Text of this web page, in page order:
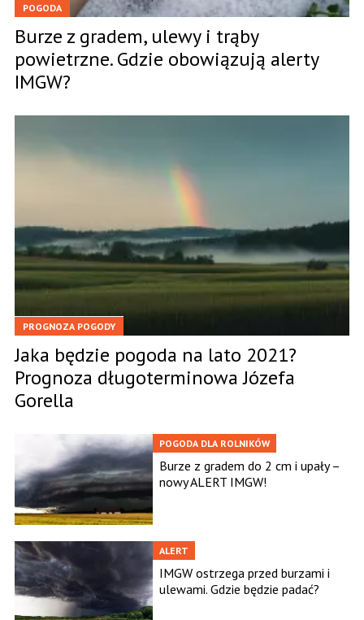
POGODA
Burze z gradem, ulewy i trąby
powietrzne. Gdzie obowiązują alerty
IMGW?
PROGNOZA POGODY
Jaka będzie pogoda na lato 2021?
Prognoza długoterminowa Józefa
Gorella
POGODA DLA ROLNIKÓW
Burze z gradem do 2 cm i upały –
nowy ALERT IMGW!
ALERT
IMGW ostrzega przed burzami i
ulewami. Gdzie będzie padać?